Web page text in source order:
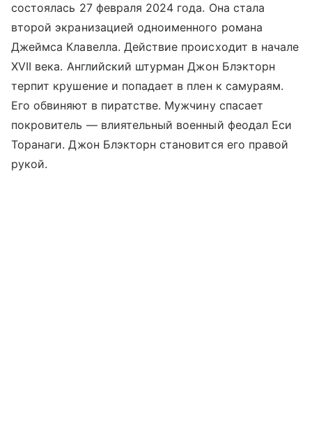
состоялась 27 февраля 2024 года. Она стала
второй экранизацией одноименного романа
Джеймса Клавелла. Действие происходит в начале
XVII века. Английский штурман Джон Блэкторн
терпит крушение и попадает в плен к самураям.
Его обвиняют в пиратстве. Мужчину спасает
покровитель — влиятельный военный феодал Еси
Торанаги. Джон Блэкторн становится его правой
рукой.